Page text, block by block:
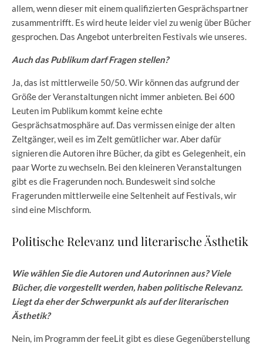
allem, wenn dieser mit einem qualifizierten Gesprächspartner
zusammentrifft. Es wird heute leider viel zu wenig über Bücher
gesprochen. Das Angebot unterbreiten Festivals wie unseres.
Auch das Publikum darf Fragen stellen?
Ja, das ist mittlerweile 50/50. Wir können das aufgrund der
Größe der Veranstaltungen nicht immer anbieten. Bei 600
Leuten im Publikum kommt keine echte
Gesprächsatmosphäre auf. Das vermissen einige der alten
Zeltgänger, weil es im Zelt gemütlicher war. Aber dafür
signieren die Autoren ihre Bücher, da gibt es Gelegenheit, ein
paar Worte zu wechseln. Bei den kleineren Veranstaltungen
gibt es die Fragerunden noch. Bundesweit sind solche
Fragerunden mittlerweile eine Seltenheit auf Festivals, wir
sind eine Mischform.
Politische Relevanz und literarische Ästhetik
Wie wählen Sie die Autoren und Autorinnen aus? Viele
Bücher, die vorgestellt werden, haben politische Relevanz.
Liegt da eher der Schwerpunkt als auf der literarischen
Ästhetik?
Nein, im Programm der feeLit gibt es diese Gegenüberstellung